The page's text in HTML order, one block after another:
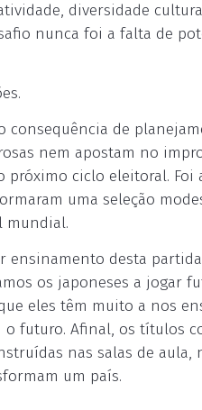
diversidade
nunca foi a falta de
consequência de
nem apostam no
próximo ciclo eleitoral.
uma seleção
mundial.
ensinamento desta
os japoneses a jogar
eles têm muito a nos
futuro. Afinal, os títulos
nas salas de
um país.